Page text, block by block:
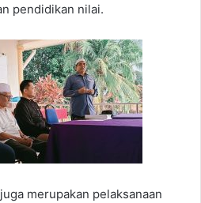
pendidikan nilai.
merupakan pelaksanaan